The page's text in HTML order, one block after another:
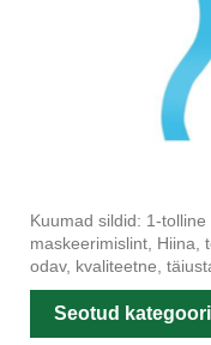
Kuumad sildid: 1-
maskeerimislint, Hiina,
odav, kvaliteetne,
Seotud